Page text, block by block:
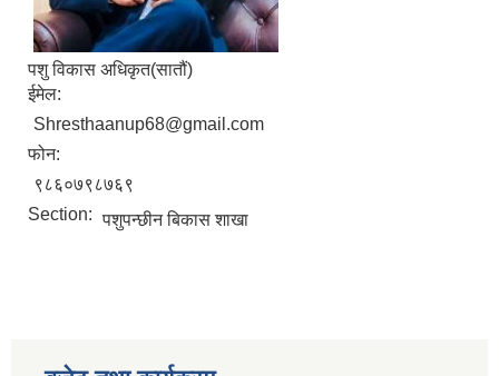
पशु विकास अधिकृत(सातौं)
ईमेल:
Shresthaanup68@gmail.com
फोन:
९८६०७९८७६९
Section: पशुपन्छीन बिकास शाखा